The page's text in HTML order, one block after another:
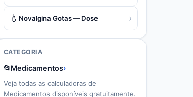
💧 Novalgina Gotas — Dose ›
CATEGORIA
📂Medicamentos›
Veja todas as calculadoras de
Medicamentos disponíveis gratuitamente.